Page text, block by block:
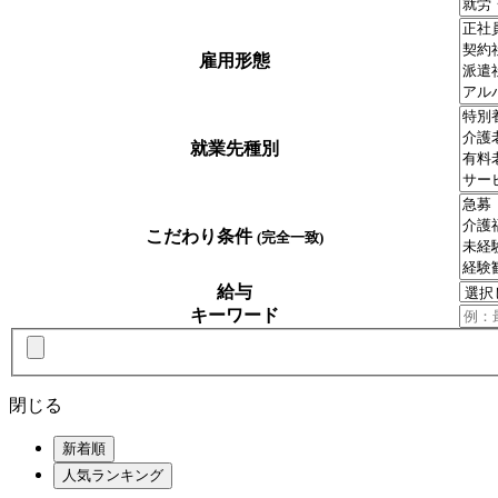
雇用形態
就業先種別
こだわり条件 (完全一致)
給与
キーワード
閉じる
新着順
人気ランキング